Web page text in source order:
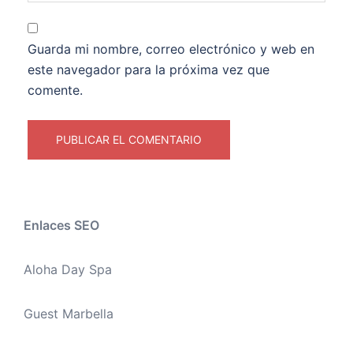
Guarda mi nombre, correo electrónico y web en
este navegador para la próxima vez que
comente.
Enlaces SEO
Aloha Day Spa
Guest Marbella